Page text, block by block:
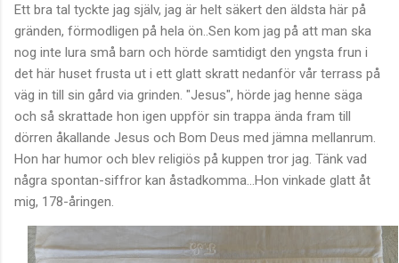
Ett bra tal tyckte jag själv, jag är helt säkert den äldsta här på
gränden, förmodligen på hela ön..Sen kom jag på att man ska
nog inte lura små barn och hörde samtidigt den yngsta frun i
det här huset frusta ut i ett glatt skratt nedanför vår terrass på
väg in till sin gård via grinden. "Jesus", hörde jag henne säga
och så skrattade hon igen uppför sin trappa ända fram till
dörren åkallande Jesus och Bom Deus med jämna mellanrum.
Hon har humor och blev religiös på kuppen tror jag. Tänk vad
några spontan-siffror kan åstadkomma...Hon vinkade glatt åt
mig, 178-åringen.